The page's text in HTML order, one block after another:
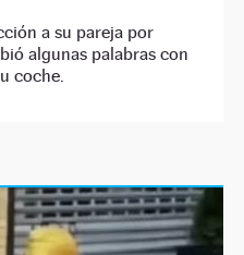
a su pareja por
algunas palabras con
coche.